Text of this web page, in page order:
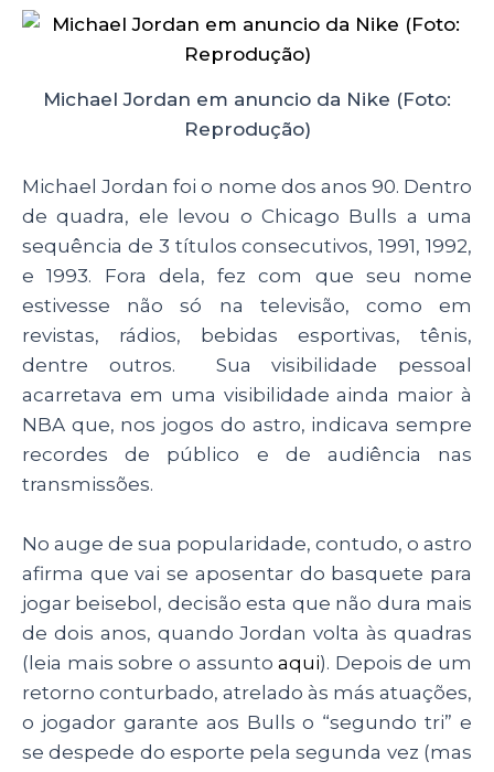
Michael Jordan em anuncio da Nike (Foto:
Reprodução)
Michael Jordan foi o nome dos anos 90. Dentro
de quadra, ele levou o Chicago Bulls a uma
sequência de 3 títulos consecutivos, 1991, 1992,
e 1993. Fora dela, fez com que seu nome
estivesse não só na televisão, como em
revistas, rádios, bebidas esportivas, tênis,
dentre outros. Sua visibilidade pessoal
acarretava em uma visibilidade ainda maior à
NBA que, nos jogos do astro, indicava sempre
recordes de público e de audiência nas
transmissões.
No auge de sua popularidade, contudo, o astro
afirma que vai se aposentar do basquete para
jogar beisebol, decisão esta que não dura mais
de dois anos, quando Jordan volta às quadras
(leia mais sobre o assuntoaqui). Depois de um
retorno conturbado, atrelado às más atuações,
o jogador garante aos Bulls o “segundo tri” e
se despede do esporte pela segunda vez (mas